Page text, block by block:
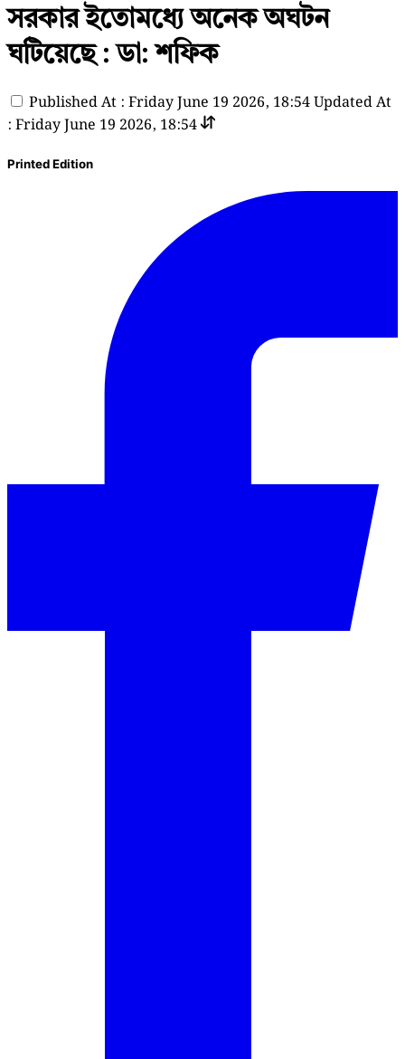
সরকার ইতোমধ্যে অনেক অঘটন
ঘটিয়েছে : ডা: শফিক
Published At : Friday June 19 2026, 18:54Updated At
: Friday June 19 2026, 18:54
Printed Edition